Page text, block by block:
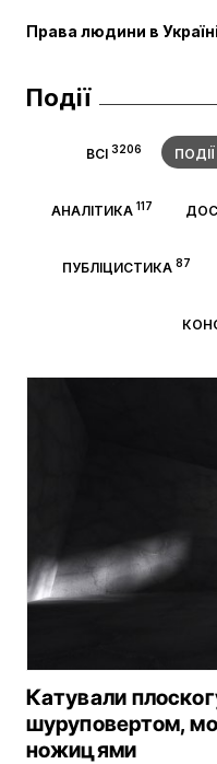
Права людини в Україні
Події
ВСІ 3206 ПОДІЇ
АНАЛІТИКА 117
ПУБЛІЦИСТИКА 87
Катували
шуруповертом,
ножицями